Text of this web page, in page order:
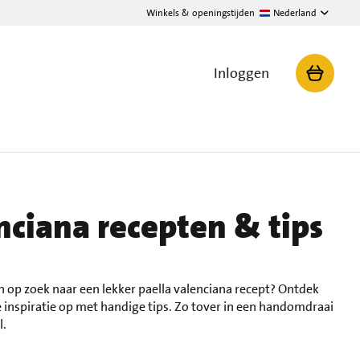
Winkels & openingstijden Nederland
Inloggen
recepten & tips
zoek naar een lekker paella valenciana recept? Ontdek
op met handige tips. Zo tover in een handomdraai